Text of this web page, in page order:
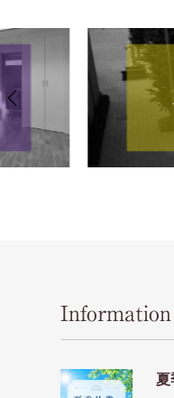
Information
夏